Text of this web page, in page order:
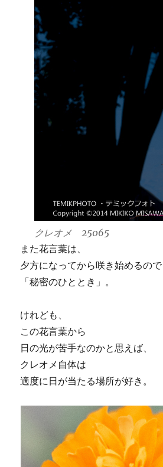
クレオメ 25065
また花言葉は、
夕方になってから咲き始めるので
「秘密のひととき」。
けれども、
この花言葉から
日の光が苦手なのかと思えば、
クレオメ自体は
適度に日が当たる場所が好き。